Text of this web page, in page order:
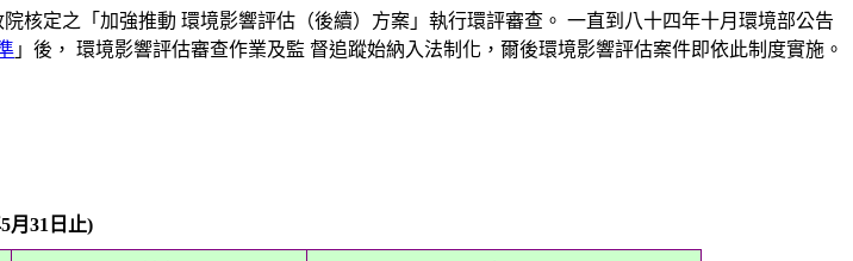
核定之「加強推動 環境影響評估（後續）方案」執行環評審查。 一直到八十四年十月環境部公告
」後， 環境影響評估審查作業及監 督追蹤始納入法制化，爾後環境影響評估案件即依此制度實施。
月31日止)